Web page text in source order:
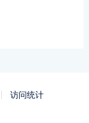
访问统计